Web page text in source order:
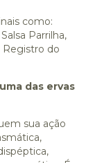
como:
Parrilha,
Registro do
das ervas
sua ação